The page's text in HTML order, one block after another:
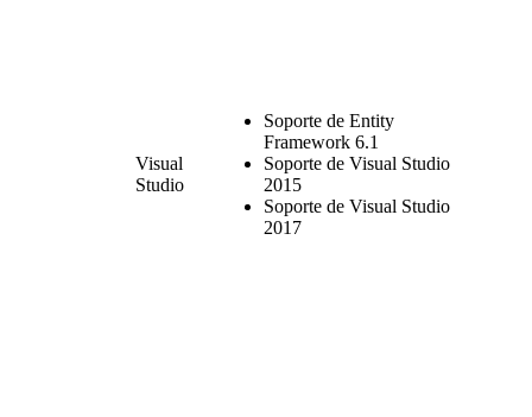
Visual
Studio
Soporte de Entity
Framework 6.1
Soporte de Visual Studio
2015
Soporte de Visual Studio
2017